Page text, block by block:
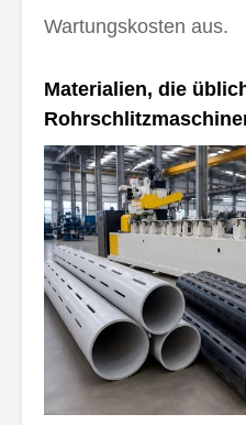
Wartungskosten aus.
Materialien, die